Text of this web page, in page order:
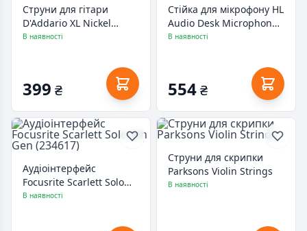
Струни для гітари
D'Addario XL Nickel
Wound Regular Light
В наявності
399 ₴
Стійка для мікрофону HL
Audio Desk Microphone
Stand (DM-38)
В наявності
554₴
Аудіоінтерфейс
Focusrite Scarlett Solo
4th Gen (234617)
В наявності
Струни для скрипки
Parksons Violin Strings
В наявності